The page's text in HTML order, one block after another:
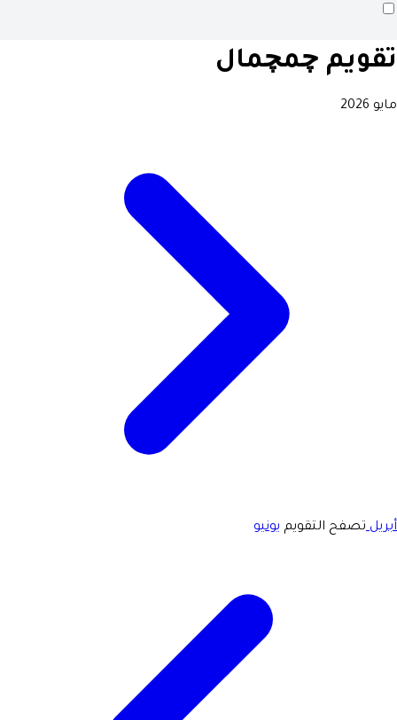
تقويم چمچمال
مايو 2026
أبريلتصفح التقويم يونيو